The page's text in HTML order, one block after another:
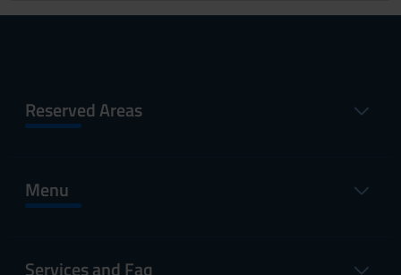
Reserved Areas
Menu
Services and Faq